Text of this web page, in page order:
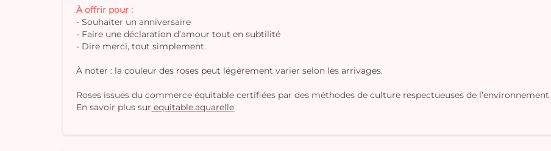
À offrir pour :
- Souhaiter un anniversaire
- Faire une déclaration d’amour tout en subtilité
- Dire merci, tout simplement.
À noter : la couleur des roses peut légèrement varier selon les arrivages.
Roses issues du commerce équitable certifiées par des méthodes de culture respectueuses de l’environnement.
En savoir plus sur equitable.aquarelle